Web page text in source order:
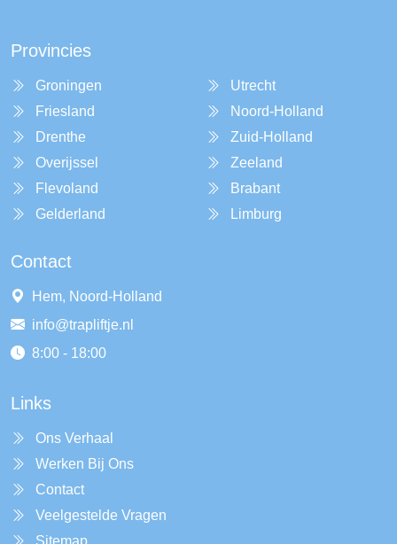
Provincies
Groningen
Friesland
Drenthe
Overijssel
Flevoland
Gelderland
Utrecht
Noord-Holland
Zuid-Holland
Zeeland
Brabant
Limburg
Contact
Hem, Noord-Holland
info@trapliftje.nl
8:00 - 18:00
Links
Ons Verhaal
Werken Bij Ons
Contact
Veelgestelde Vragen
Sitemap